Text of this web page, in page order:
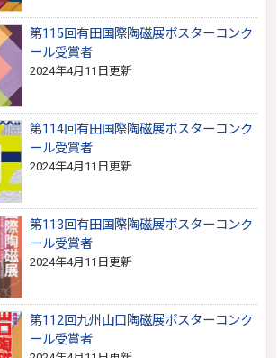
第115回有田国際陶磁展ポスターコンク
ール受賞者
2024年4月11日更新
第114回有田国際陶磁展ポスターコンク
ール受賞者
2024年4月11日更新
第113回有田国際陶磁展ポスターコンク
ール受賞者
2024年4月11日更新
第112回九州山口陶磁展ポスターコンク
ール受賞者